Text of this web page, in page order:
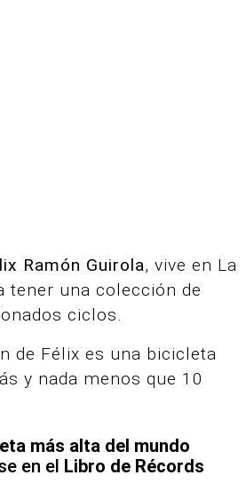
Ramón Guirola, vive en La
tener una colección de
ciclos.
de Félix es una bicicleta
y nada menos que 10
más alta del mundo
en el Libro de Récords